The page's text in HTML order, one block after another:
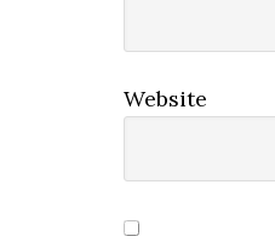
Website